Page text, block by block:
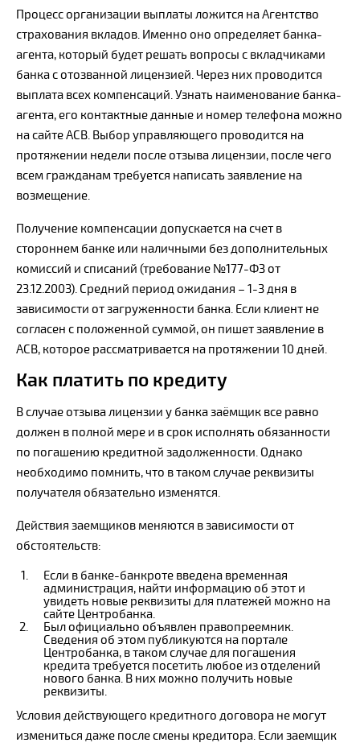
Процесс организации выплаты ложится на Агентство
страхования вкладов. Именно оно определяет банка-
агента, который будет решать вопросы с вкладчиками
банка с отозванной лицензией. Через них проводится
выплата всех компенсаций. Узнать наименование банка-
агента, его контактные данные и номер телефона можно
на сайте АСВ. Выбор управляющего проводится на
протяжении недели после отзыва лицензии, после чего
всем гражданам требуется написать заявление на
возмещение.
Получение компенсации допускается на счет в
стороннем банке или наличными без дополнительных
комиссий и списаний (требование №177-ФЗ от
23.12.2003). Средний период ожидания – 1-3 дня в
зависимости от загруженности банка. Если клиент не
согласен с положенной суммой, он пишет заявление в
АСВ, которое рассматривается на протяжении 10 дней.
Как платить по кредиту
В случае отзыва лицензии у банка заёмщик все равно
должен в полной мере и в срок исполнять обязанности
по погашению кредитной задолженности. Однако
необходимо помнить, что в таком случае реквизиты
получателя обязательно изменятся.
Действия заемщиков меняются в зависимости от
обстоятельств:
Если в банке-банкроте введена временная
администрация, найти информацию об этот и
увидеть новые реквизиты для платежей можно на
сайте Центробанка.
Был официально объявлен правопреемник.
Сведения об этом публикуются на портале
Центробанка, в таком случае для погашения
кредита требуется посетить любое из отделений
нового банка. В них можно получить новые
реквизиты.
Условия действующего кредитного договора не могут
измениться даже после смены кредитора. Если заемщик